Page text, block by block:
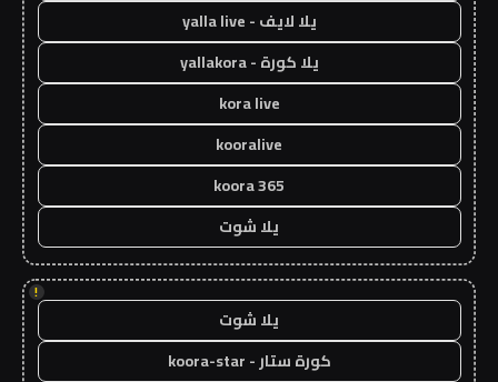
يلا لايف - yalla live
يلا كورة - yallakora
kora live
kooralive
koora 365
يلا شوت
!
يلا شوت
كورة ستار - koora-star